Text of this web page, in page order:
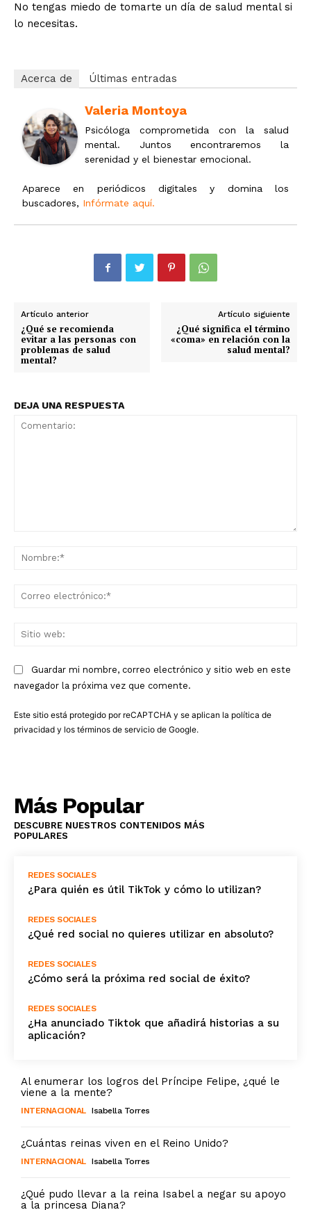
No tengas miedo de tomarte un día de salud mental si
lo necesitas.
Acerca de Últimas entradas
Valeria Montoya
Psicóloga comprometida con la salud
mental. Juntos encontraremos la
serenidad y el bienestar emocional.
Aparece en periódicos digitales y domina los
buscadores, Infórmate aquí.
Artículo anterior
¿Qué se recomienda
evitar a las personas con
problemas de salud
mental?
Artículo siguiente
¿Qué significa el término
«coma» en relación con la
salud mental?
DEJA UNA RESPUESTA
Guardar mi nombre, correo electrónico y sitio web en este
navegador la próxima vez que comente.
Este sitio está protegido por reCAPTCHA y se aplican la política de
privacidad y los términos de servicio de Google.
Más Popular
DESCUBRE NUESTROS CONTENIDOS MÁS
POPULARES
REDES SOCIALES
¿Para quién es útil TikTok y cómo lo utilizan?
REDES SOCIALES
¿Qué red social no quieres utilizar en absoluto?
REDES SOCIALES
¿Cómo será la próxima red social de éxito?
REDES SOCIALES
¿Ha anunciado Tiktok que añadirá historias a su
aplicación?
Al enumerar los logros del Príncipe Felipe, ¿qué le
viene a la mente?
INTERNACIONAL Isabella Torres
¿Cuántas reinas viven en el Reino Unido?
INTERNACIONAL Isabella Torres
¿Qué pudo llevar a la reina Isabel a negar su apoyo
a la princesa Diana?